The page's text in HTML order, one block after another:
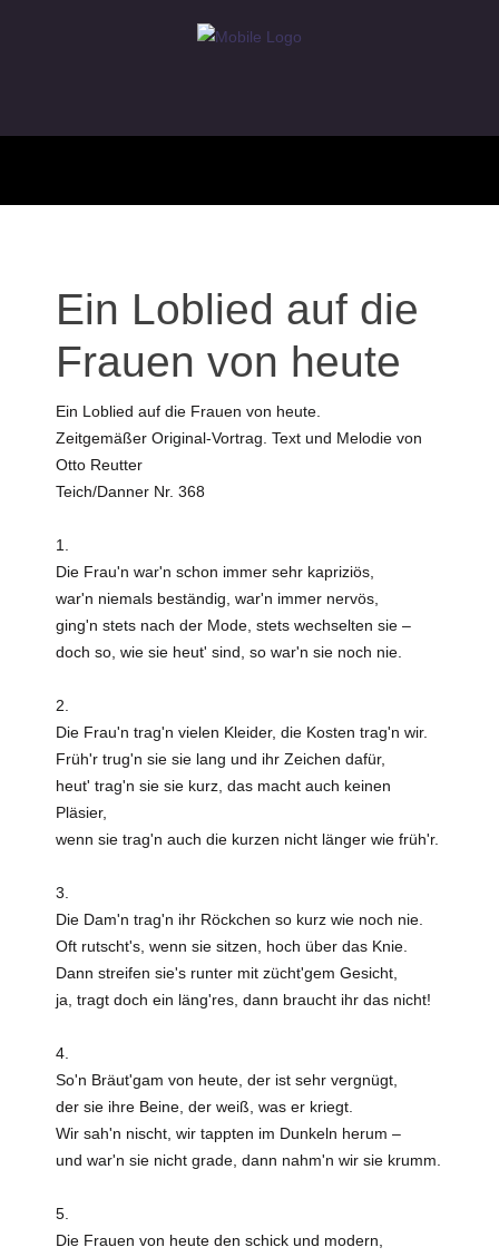
Ein Loblied auf die
Frauen von heute
Ein Loblied auf die Frauen von heute.
Zeitgemäßer Original-Vortrag. Text und Melodie von
Otto Reutter
Teich/Danner Nr. 368
1.
Die Frau'n war'n schon immer sehr kapriziös,
war'n niemals beständig, war'n immer nervös,
ging'n stets nach der Mode, stets wechselten sie –
doch so, wie sie heut' sind, so war'n sie noch nie.
2.
Die Frau'n trag'n vielen Kleider, die Kosten trag'n wir.
Früh'r trug'n sie sie lang und ihr Zeichen dafür,
heut' trag'n sie sie kurz, das macht auch keinen
Pläsier,
wenn sie trag'n auch die kurzen nicht länger wie früh'r.
3.
Die Dam'n trag'n ihr Röckchen so kurz wie noch nie.
Oft rutscht's, wenn sie sitzen, hoch über das Knie.
Dann streifen sie's runter mit zücht'gem Gesicht,
ja, tragt doch ein läng'res, dann braucht ihr das nicht!
4.
So'n Bräut'gam von heute, der ist sehr vergnügt,
der sie ihre Beine, der weiß, was er kriegt.
Wir sah'n nischt, wir tappten im Dunkeln herum –
und war'n sie nicht grade, dann nahm'n wir sie krumm.
5.
Die Frauen von heute den schick und modern,